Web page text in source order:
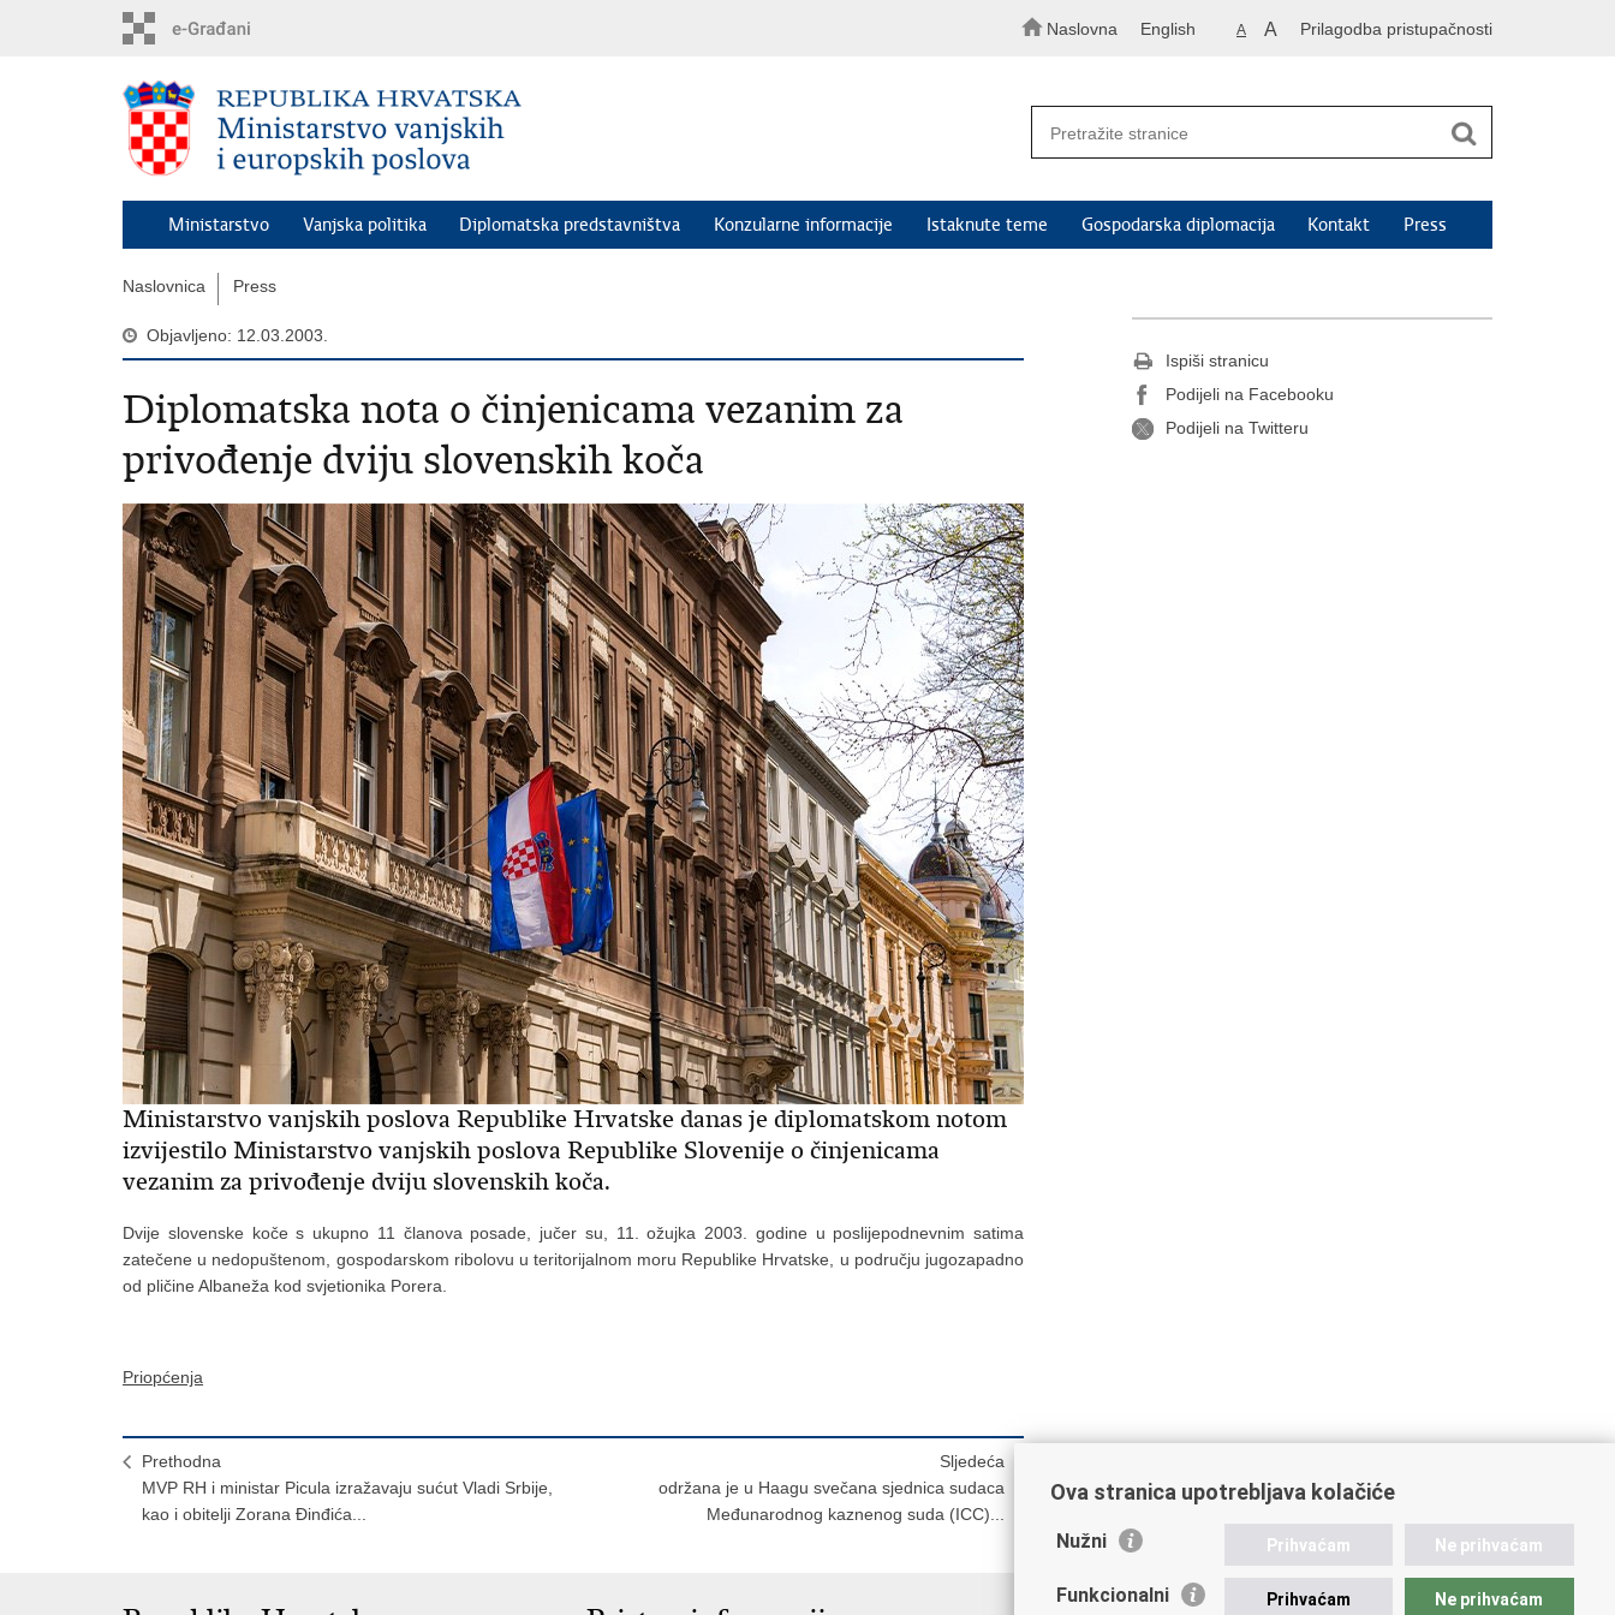
Naslovna English A A Prilagodba pristupačnosti
Ministarstvo Vanjska politika Diplomatska predstavništva Konzularne informacije Istaknute teme Gospodarska diplomacija Kontakt Press
Naslovnica Press
Objavljeno: 12.03.2003.
Diplomatska nota o činjenicama vezanim za
privođenje dviju slovenskih koča
Ministarstvo vanjskih poslova Republike Hrvatske danas je diplomatskom notom
izvijestilo Ministarstvo vanjskih poslova Republike Slovenije o činjenicama
vezanim za privođenje dviju slovenskih koča.
Dvije slovenske koče s ukupno 11 članova posade, jučer su, 11. ožujka 2003. godine u poslijepodnevnim satima
zatečene u nedopuštenom, gospodarskom ribolovu u teritorijalnom moru Republike Hrvatske, u području jugozapadno
od pličine Albaneža kod svjetionika Porera.
Priopćenja
Prethodna
MVP RH i ministar Picula izražavaju sućut Vladi Srbije,
kao i obitelji Zorana Đinđića...
Sljedeća
održana je u Haagu svečana sjednica sudaca
Međunarodnog kaznenog suda (ICC)...
Ispiši stranicu
Podijeli na Facebooku
Podijeli na Twitteru
Ova stranica upotrebljava kolačiće
Nužni Prihvaćam Ne prihvaćam
Funkcionalni Prihvaćam Ne prihvaćam